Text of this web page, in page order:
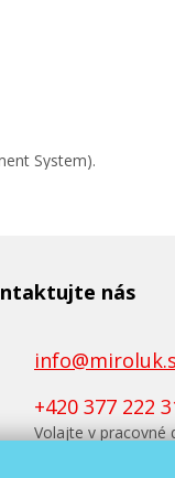
System).
nás
+420 377 222
Volajte v pracovné